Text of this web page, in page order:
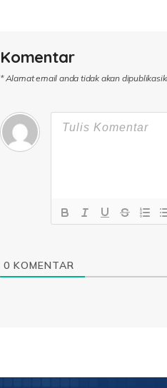
Komentar
* Alamat email anda tidak akan
0 KOMENTAR